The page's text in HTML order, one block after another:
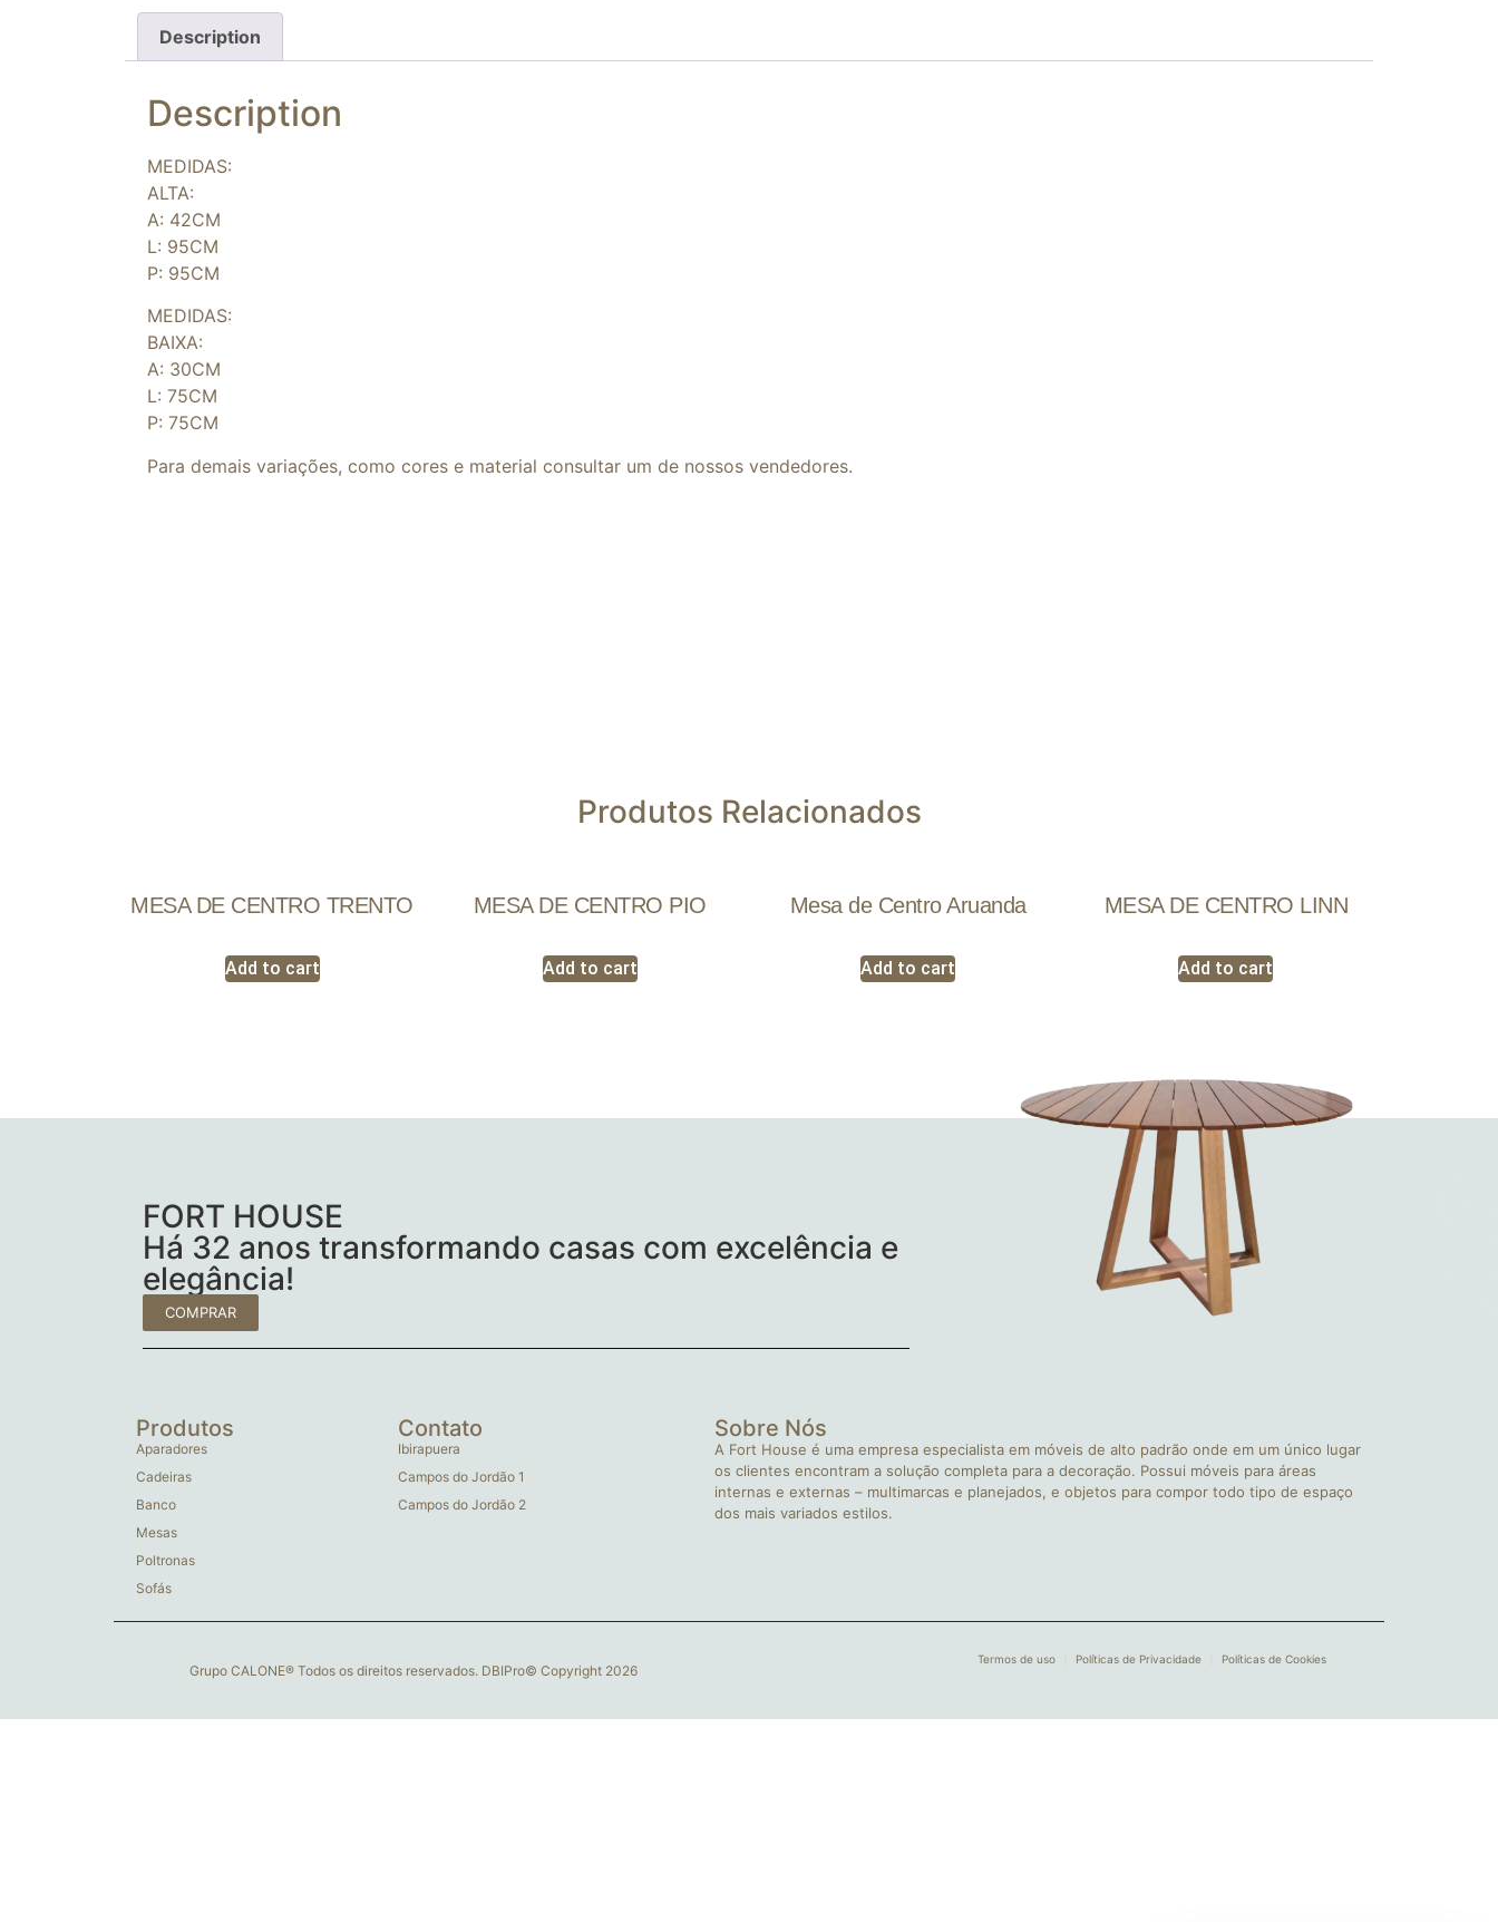
Description
Description
MEDIDAS:
ALTA:
A: 42CM
L: 95CM
P: 95CM
MEDIDAS:
BAIXA:
A: 30CM
L: 75CM
P: 75CM
Para demais variações, como cores e material consultar um de nossos vendedores.
Produtos Relacionados
MESA DE CENTRO TRENTO
Add to cart
MESA DE CENTRO PIO
Add to cart
Mesa de Centro Aruanda
Add to cart
MESA DE CENTRO LINN
Add to cart
FORT HOUSE
Há 32 anos transformando casas com excelência e
elegância!
COMPRAR
Produtos
Aparadores
Cadeiras
Banco
Mesas
Poltronas
Sofás
Contato
Ibirapuera
Campos do Jordão 1
Campos do Jordão 2
Sobre Nós
A Fort House é uma empresa especialista em móveis de alto padrão onde em um único lugar
os clientes encontram a solução completa para a decoração. Possui móveis para áreas
internas e externas – multimarcas e planejados, e objetos para compor todo tipo de espaço
dos mais variados estilos.
Grupo CALONE® Todos os direitos reservados. DBIPro© Copyright 2026
Termos de uso Políticas de Privacidade Políticas de Cookies